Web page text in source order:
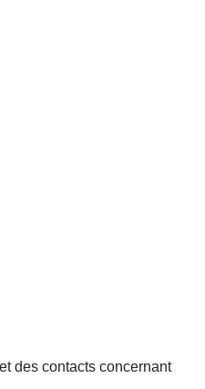
des contacts concernant